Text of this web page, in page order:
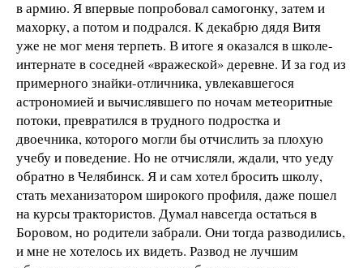
в армию. Я впервые попробовал самогонку, затем и
махорку, а потом и подрался. К декабрю дядя Витя
уже не мог меня терпеть. В итоге я оказался в школе-
интернате в соседней «вражеской» деревне. И за год из
примерного знайки-отличника, увлекавшегося
астрономией и вычислявшего по ночам метеоритные
потоки, превратился в трудного подростка и
двоечника, которого могли бы отчислить за плохую
учебу и поведение. Но не отчисляли, ждали, что уеду
обратно в Челябинск. Я и сам хотел бросить школу,
стать механизатором широкого профиля, даже пошел
на курсы трактористов. Думал навсегда остаться в
Боровом, но родители забрали. Они тогда разводились,
и мне не хотелось их видеть. Развод не лучшим